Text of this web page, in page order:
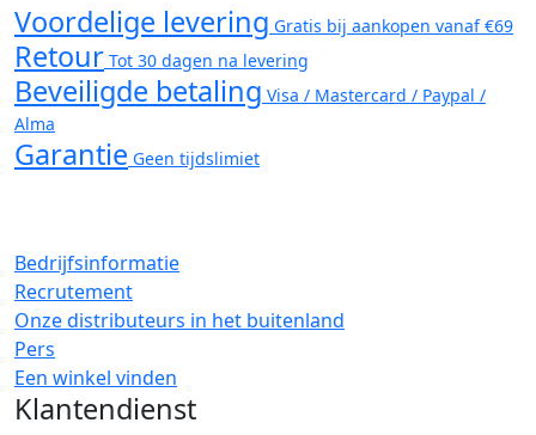
Voordelige levering Gratis bij aankopen vanaf €69
Retour Tot 30 dagen na levering
Beveiligde betaling Visa / Mastercard / Paypal /
Alma
Garantie Geen tijdslimiet
Bedrijfsinformatie
Recrutement
Onze distributeurs in het buitenland
Pers
Een winkel vinden
Klantendienst